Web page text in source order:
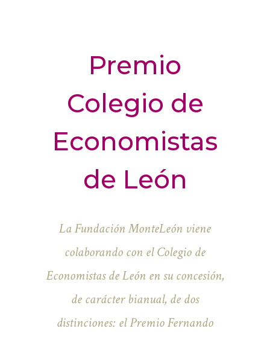
Premio
Colegio de
Economistas
de León
La Fundación MonteLeón viene
colaborando con el Colegio de
Economistas de León en su concesión,
de carácter bianual, de dos
distinciones: el Premio Fernando